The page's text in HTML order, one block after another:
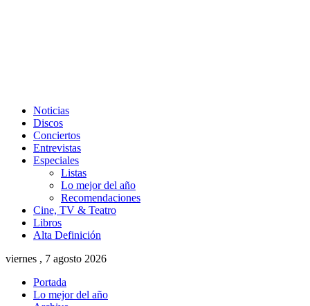
Noticias
Discos
Conciertos
Entrevistas
Especiales
Listas
Lo mejor del año
Recomendaciones
Cine, TV & Teatro
Libros
Alta Definición
viernes , 7 agosto 2026
Portada
Lo mejor del año